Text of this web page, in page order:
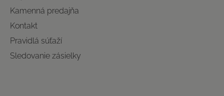
Kamenná predajňa
Kontakt
Pravidlá súťaží
Sledovanie zásielky